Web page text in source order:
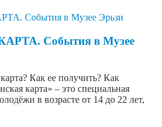
События в Музее
Как ее получить? Как
карта» – это специальная
в возрасте от 14 до 22 лет,